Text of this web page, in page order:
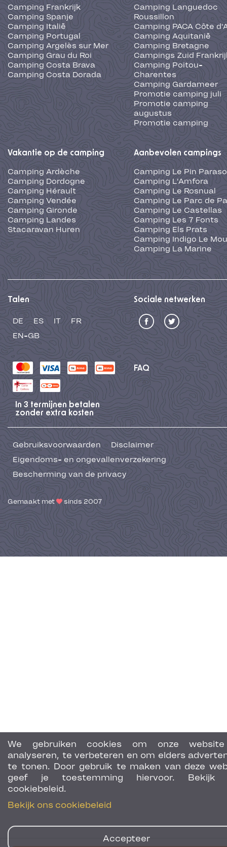
We gebruiken cookies om onze
analyseren, te verbeteren en om elders
te tonen. Door gebruik te maken van deze
geef je toestemming hiervoor. Bekijk
cookiebeleid.
Bekijk ons cookiebeleid
Accepteer
Camping Frankrijk
Camping Spanje
Camping Italië
Camping Portugal
Camping Argelès sur Mer
Camping Grau du Roi
Camping Costa Brava
Camping Costa Dorada
Camping Languedoc
Roussillon
Camping PACA Côte
Camping Aquitanië
Camping Bretagne
Campings Zuid
Camping Poitou-
Charentes
Camping Gardameer
Promotie camping juli
Promotie camping
augustus
Promotie camping
Vakantie op de camping
Camping Ardèche
Camping Dordogne
Camping Hérault
Camping Vendée
Camping Gironde
Camping Landes
Stacaravan Huren
Aanbevolen campings
Camping Le Pin
Camping L'Amfora
Camping Le Rosnual
Camping Le Parc de
Camping Le Castellas
Camping Les 7 Fonts
Camping Els Prats
Camping Indigo Le
Camping La Marine
Talen
DE ES IT
FR
EN-GB
Sociale netwerken
FAQ
In 3 termijnen betalen
zonder extra kosten
Gebruiksvoorwaarden
Disclaimer
Eigendoms- en ongevallenverzekering
Bescherming van de privacy
Gemaakt met sinds 2007